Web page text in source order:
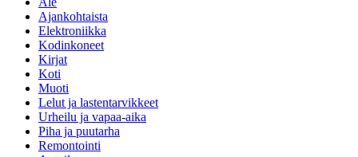
Ajankohtaista
Elektroniikka
Kodinkoneet
Kirjat
Koti
Muoti
Lelut ja lastentarvikkeet
Urheilu ja vapaa-aika
Piha ja puutarha
Remontointi